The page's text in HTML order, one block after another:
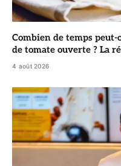
Combien de temps
de tomate ouverte ? La
4 août 2026